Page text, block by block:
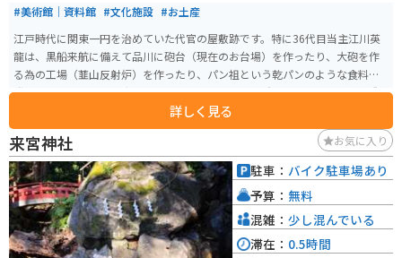
#美術館｜資料館 #文化施設 #お土産
江戸時代に関東一円を治めていた代官の屋敷跡です。特に36代目当主江川英
龍は、黒船来航に備えて品川に砲台（現在のお台場）を作ったり、大砲を作
る為の工場（韮山反射炉）を作ったり、パン祖という乾パンのような食料を
発明したりとかなりの才人だったようです。この場所には幕末の雰囲気が残
っており、歴史ドラマのロケ地としても使われています。
詳しく見る
来宮神社 お気に入り
駐車： バイク駐車場あり
予算： 無料
混雑： 少し混んでいる
滞在： 0.5時間